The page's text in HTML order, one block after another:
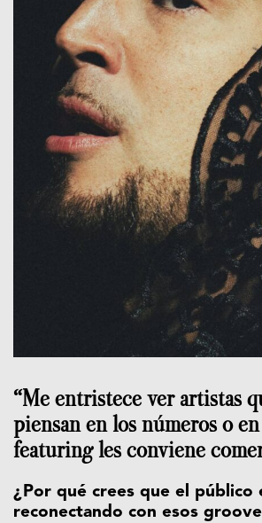
“Me entristece ver artistas
piensan en los números o
featuring les conviene
¿Por qué crees que el público
reconectando con esos